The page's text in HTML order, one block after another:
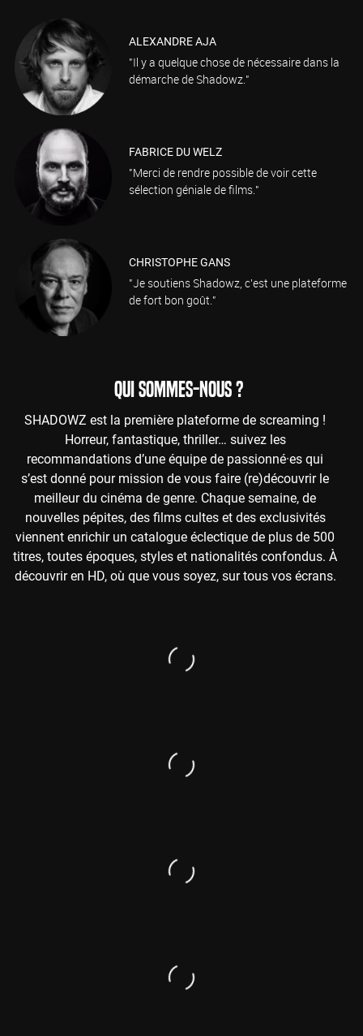
ALEXANDRE AJA
"Il y a quelque chose de nécessaire dans la
démarche de Shadowz."
FABRICE DU WELZ
"Merci de rendre possible de voir cette
sélection géniale de films."
CHRISTOPHE GANS
"Je soutiens Shadowz, c'est une plateforme
de fort bon goût."
QUI SOMMES-NOUS ?
SHADOWZ est la première plateforme de screaming !
Horreur, fantastique, thriller… suivez les
recommandations d’une équipe de passionné·es qui
s’est donné pour mission de vous faire (re)découvrir le
meilleur du cinéma de genre. Chaque semaine, de
nouvelles pépites, des films cultes et des exclusivités
viennent enrichir un catalogue éclectique de plus de 500
titres, toutes époques, styles et nationalités confondus. À
découvrir en HD, où que vous soyez, sur tous vos écrans.